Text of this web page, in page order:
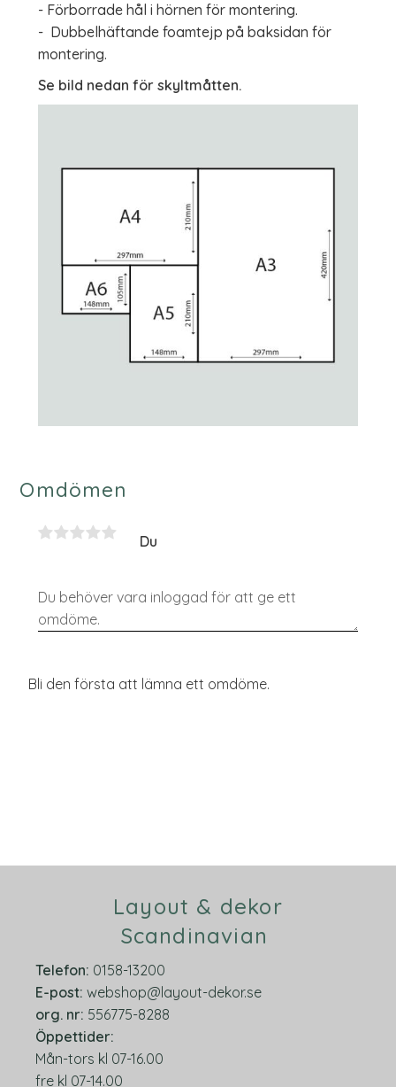
- Förborrade hål i hörnen för montering.
- Dubbelhäftande foamtejp på baksidan för
montering.
Se bild nedan för skyltmåtten.
Omdömen
Du
Bli den första att lämna ett omdöme.
Layout & dekor
Scandinavian
Telefon: 0158-13200
E-post: webshop@layout-dekor.se
org. nr: 556775-8288
Öppettider:
Mån-tors kl 07-16.00
fre kl 07-14.00